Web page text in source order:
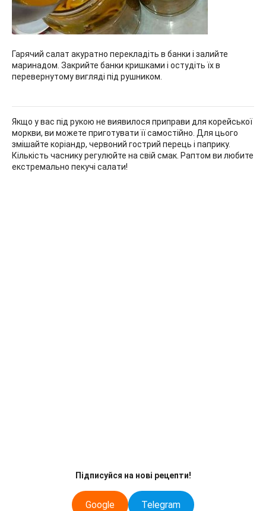
Гарячий салат акуратно перекладіть в банки і залийте
маринадом. Закрийте банки кришками і остудіть їх в
перевернутому вигляді під рушником.
Якщо у вас під рукою не виявилося приправи для корейської
моркви, ви можете приготувати її самостійно. Для цього
змішайте коріандр, червоний гострий перець і паприку.
Кількість часнику регулюйте на свій смак. Раптом ви любите
екстремально пекучі салати!
Підписуйся на нові рецепти!
Google Telegram